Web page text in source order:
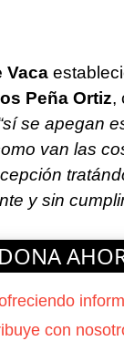
Vaca
Peña Ortiz,
se apegan
van las
y sin
DONA
con